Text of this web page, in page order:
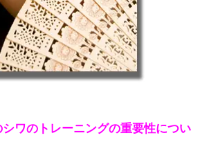
ワのトレーニングの重要性につい